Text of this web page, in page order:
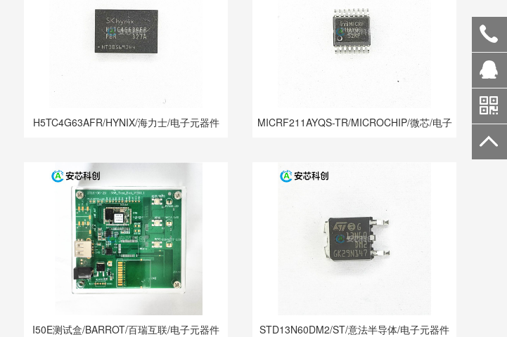
H5TC4G63AFR/HYNIX/海力士/电子元器件
MICRF211AYQS-TR/MICROCHIP/微芯/电子
I50E测试盒/BARROT/百瑞互联/电子元器件 STD13N60DM2/ST/意法半导体/电子元器件